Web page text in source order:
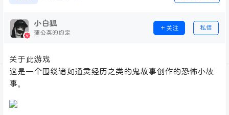
小白狐
蒲公英的约定
关注 私信
关于此游戏
这是一个围绕诸如通灵经历之类的鬼故事创作的恐怖小故
事。